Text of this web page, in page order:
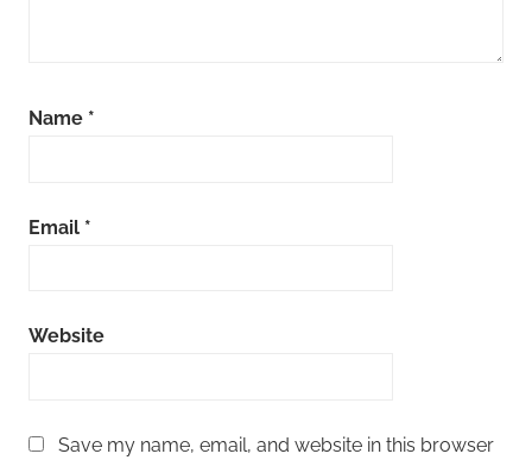
Name *
Email *
Website
Save my name, email, and website in this browser